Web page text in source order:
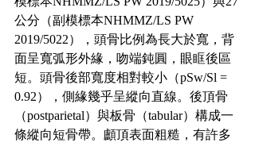
公分（副模標本NHMMZ/LS PW
2019/5022），頭骨比例為長大於寬，背
面呈寬弧形外緣，吻端鈍圓，眼眶後區
短。頭骨後部寬度相對較小（pSw/Sl =
0.92），側緣幾乎呈縱向直線。後頂骨
（postparietal）與板骨（tabular）構成一
條縱向短骨帶。顱頂表面粗糙，有許多